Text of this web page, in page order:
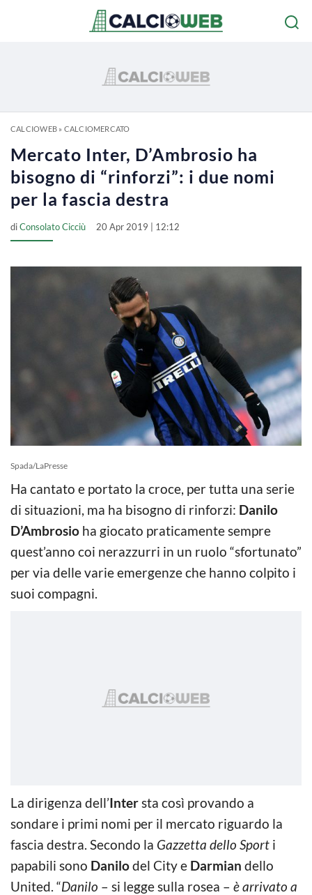
CALCIOWEB» CALCIOMERCATO
Mercato Inter, D’Ambrosio ha
bisogno di “rinforzi”: i due nomi
per la fascia destra
diConsolato Cicciù 20 Apr 2019 | 12:12
Spada/LaPresse
Ha cantato e portato la croce, per tutta una serie
di situazioni, ma ha bisogno di rinforzi: Danilo
D’Ambrosio ha giocato praticamente sempre
quest’anno coi nerazzurri in un ruolo “sfortunato”
per via delle varie emergenze che hanno colpito i
suoi compagni.
La dirigenza dell’Intersta così provando a
sondare i primi nomi per il mercato riguardo la
fascia destra. Secondo la Gazzetta dello Sport i
papabili sono Danilodel City e Darmian dello
United. “Danilo – si legge sulla rosea – è arrivato a